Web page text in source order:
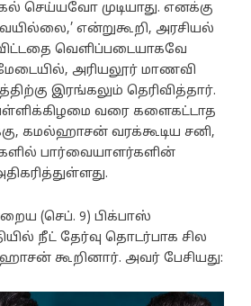
செய்யவோ முடியாது. எனக்கு
என்றுகூறி, அரசியல்
வெளிப்படையாகவே
அரியலூர் மாணவி
இரங்கலும் தெரிவித்தார்.
வரை களைகட்டாத
கமல்ஹாசன் வரக்கூடிய சனி,
பார்வையாளர்களின்
(செப். 9) பிக்பாஸ்
நீட் தேர்வு தொடர்பாக சில
கூறினார். அவர் பேசியது: